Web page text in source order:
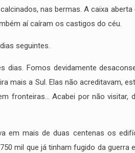
nas bermas. A caixa
aí caíram os castigos do céu.
seguintes.
dias. Fomos devidamente
mais a Sul. Elas não acreditavam,
fronteiras… Acabei por não visitar,
em mais de duas centenas os
mil que já tinham fugido da